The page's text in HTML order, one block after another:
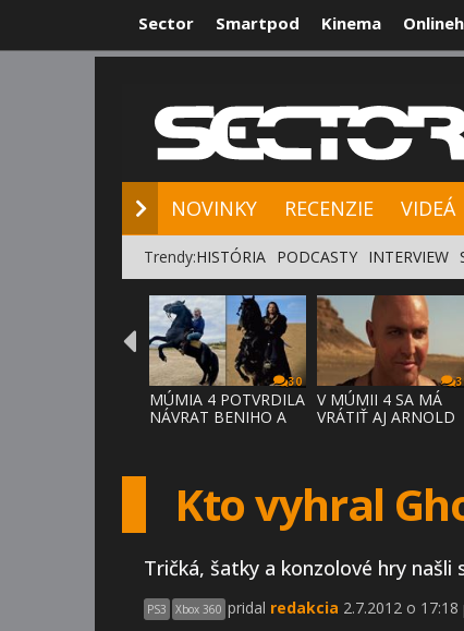
Sector Smartpod Kinema
NOVINKY RECENZIE VIDEÁ
Trendy:HISTÓRIA PODCASTY INTERVIEW
30
MÚMIA 4 POTVRDILA
NÁVRAT BENIHO A
V MÚMII 4 SA MÁ
VRÁTIŤ AJ ARNOLD
Kto vyhral
Tričká, šatky a konzolové hry našli
PS3 Xbox 360 pridal redakcia 2.7.2012 o